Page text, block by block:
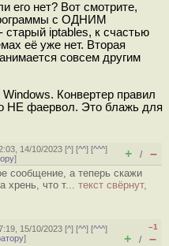
его нет? Вот смотрите,
с ОДНИМ
старый iptables, к счастью
её уже нет. Вторая
совсем другим
Конвертер правил
НЕ фаервол. Это блажь для
14/10/2023 [^] [^^] [^^^]
] + / –
сообщение, а теперь скажи
хрень, что т... текст свёрнут,
15/10/2023 [^] [^^] [^^^]
]
–1
+ / –